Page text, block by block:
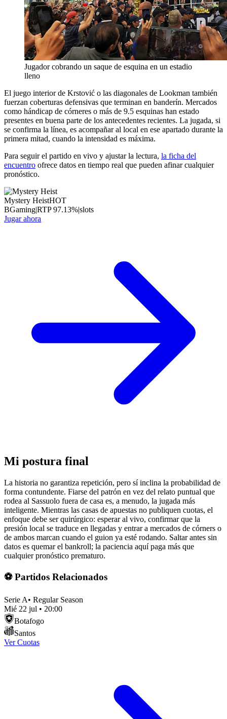
Jugador cobrando un saque de esquina en un estadio
lleno
El juego interior de Krstović o las diagonales de Lookman también
fuerzan coberturas defensivas que terminan en banderín. Mercados
como hándicap de córneres o más de 9.5 esquinas han estado
presentes en buena parte de los antecedentes recientes. La jugada, si
se confirma la línea, es acompañar al local en ese apartado durante la
primera mitad, cuando la intensidad es máxima.
Para seguir el partido en vivo y ajustar la lectura, la ficha del
encuentro ofrece datos en tiempo real que pueden afinar cualquier
pronóstico.
Mystery HeistHOT
BGaming|RTP97.13%|slots
Jugar ahora
Mi postura final
La historia no garantiza repetición, pero sí inclina la probabilidad de
forma contundente. Fiarse del patrón en vez del relato puntual que
rodea al Sassuolo fuera de casa es, a menudo, la jugada más
inteligente. Mientras las casas de apuestas no publiquen cuotas, el
enfoque debe ser quirúrgico: esperar al vivo, confirmar que la
presión local se traduce en llegadas y entrar a mercados de córners o
de ambos marcan cuando el guion ya esté rodando. Saltar antes sin
datos es quemar el bankroll; la paciencia aquí paga más que
cualquier pronóstico prematuro.
⚽ Partidos Relacionados
Serie A• Regular Season
Mié 22 jul • 20:00
Botafogo
Santos
Ver Cuotas